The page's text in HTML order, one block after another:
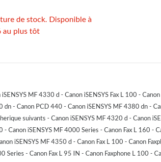
de stock. Disponible à
au plus tôt
MF 4330 d - Canon iSENSYS Fax L 100 -
- Canon PCD 440 - Canon iSENSYS MF 4380 dn -
suivants - Canon iSENSYS MF 4320 d - Canon
iSENSYS MF 4000 Series - Canon Fax L 160 -
iSENSYS MF 4350 d - Canon Fax L 100 - Canon
- Canon Fax L 95 IN - Canon Faxphone L 100 -